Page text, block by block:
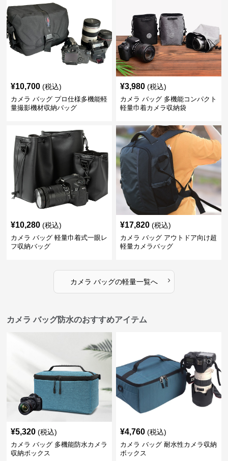
¥10,700 (税込)
カメラ バッグ プロ仕様多機能軽
量撮影機材収納バッグ
¥3,980 (税込)
カメラ バッグ 多機能コンパクト
軽量巾着カメラ収納袋
¥10,280 (税込)
カメラ バッグ 軽量巾着式一眼レ
フ収納バッグ
¥17,820 (税込)
カメラ バッグ アウトドア向け超
軽量カメラバッグ
カメラ バッグの軽量一覧へ ›
カメラ バッグ防水のおすすめアイテム
¥5,320 (税込)
カメラ バッグ 多機能防水カメラ
収納ボックス
¥4,760 (税込)
カメラ バッグ 耐水性カメラ収納
ボックス